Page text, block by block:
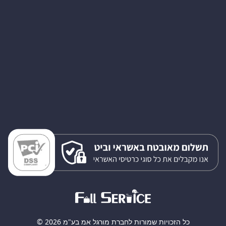
כל הזכויות שמורות לחברת מורגל אמ בע"מ 2026 ©